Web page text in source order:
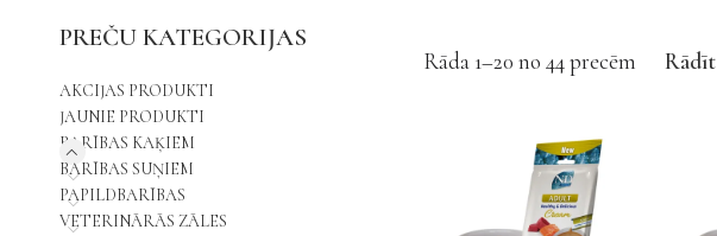
PREČU KATEGORIJAS
AKCIJAS PRODUKTI
JAUNIE PRODUKTI
BARĪBAS KAĶIEM
BARĪBAS SUŅIEM
PAPILDBARĪBAS
VETERINĀRĀS ZĀLES
Rāda 1–20 no 44 precēm Rādīt